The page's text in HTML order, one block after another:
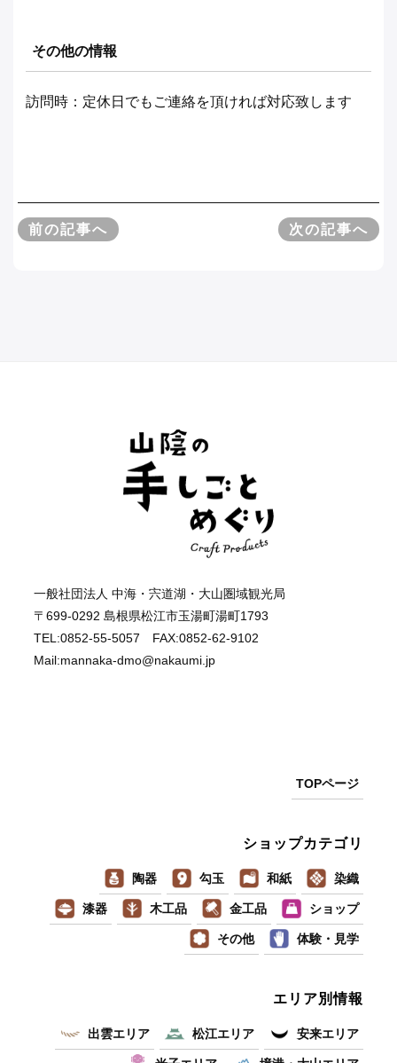
その他の情報
訪問時：定休日でもご連絡を頂ければ対応致します
前の記事へ 次の記事へ
一般社団法人 中海・宍道湖・大山圏域観光局
〒699-0292 島根県松江市玉湯町湯町1793
TEL:0852-55-5057 FAX:0852-62-9102
Mail:mannaka-dmo@nakaumi.jp
TOPページ
ショップカテゴリ
陶器 勾玉 和紙 染織
漆器 木工品 金工品 ショップ
その他 体験・見学
エリア別情報
出雲エリア 松江エリア 安来エリア